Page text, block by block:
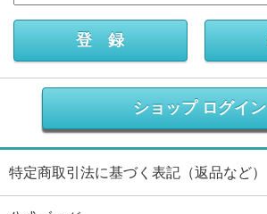
ショップ ログイン
特定商取引法に基づく表記（返品など）